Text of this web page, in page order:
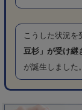
こうした状況を
豆杉」が受け継
が誕生しました。